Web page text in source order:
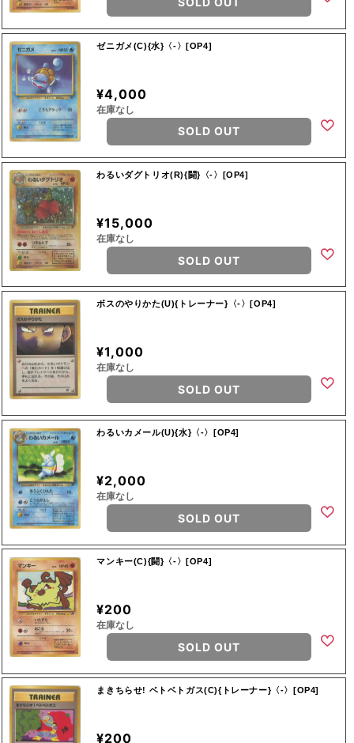
ゼニガメ(C){水}〈-〉[OP4]
¥4,000
在庫なし
SOLD OUT
わるいダグトリオ(R){闘}〈-〉[OP4]
¥15,000
在庫なし
SOLD OUT
ボスのやりかた(U){トレーナー}〈-〉[OP4]
¥1,000
在庫なし
SOLD OUT
わるいカメール(U){水}〈-〉[OP4]
¥2,000
在庫なし
SOLD OUT
マンキー(C){闘}〈-〉[OP4]
¥200
在庫なし
SOLD OUT
まきちらせ! ベトベトガス(C){トレーナー}〈-〉[OP4]
¥200